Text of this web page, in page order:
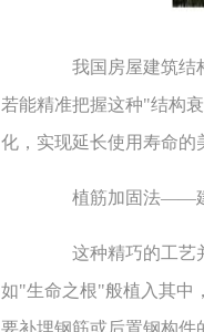
我国房屋建筑结构
若能精准把握这种"结构
化，实现延长使用寿命的
植筋加固法——建
这种精巧的工艺并
如"生命之根"般植入其中
要补埋钢筋或后置钢构件